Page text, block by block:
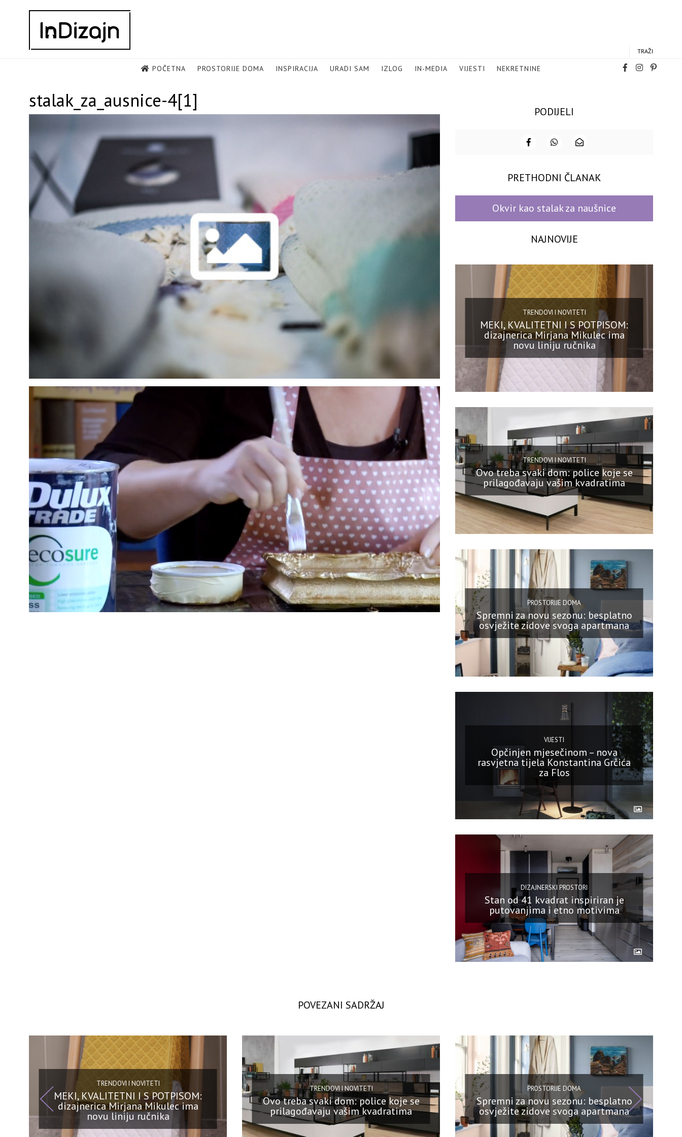
TRAŽI
POČETNA PROSTORIJE DOMA INSPIRACIJA URADI SAM IZLOG IN-MEDIA VIJESTI NEKRETNINE
stalak_za_ausnice-4[1] PODIJELI
PRETHODNI ČLANAK
Okvir kao stalak za naušnice
NAJNOVIJE
TRENDOVI I NOVITETI
MEKI, KVALITETNI I S POTPISOM:
dizajnerica Mirjana Mikulec ima
novu liniju ručnika
TRENDOVI I NOVITETI
Ovo treba svaki dom: police koje se
prilagođavaju vašim kvadratima
PROSTORIJE DOMA
Spremni za novu sezonu: besplatno
osvježite zidove svoga apartmana
VIJESTI
Opčinjen mjesečinom – nova
rasvjetna tijela Konstantina Grčića
za Flos
DIZAJNERSKI PROSTORI
Stan od 41 kvadrat inspiriran je
putovanjima i etno motivima
POVEZANI SADRŽAJ
TRENDOVI I NOVITETI
MEKI, KVALITETNI I S POTPISOM:
dizajnerica Mirjana Mikulec ima
novu liniju ručnika
TRENDOVI I NOVITETI
Ovo treba svaki dom: police koje se
prilagođavaju vašim kvadratima
PROSTORIJE DOMA
Spremni za novu sezonu: besplatno
osvježite zidove svoga apartmana